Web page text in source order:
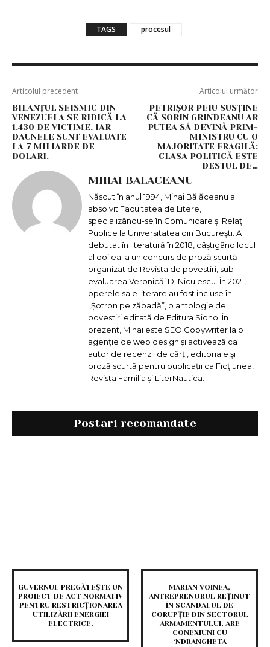
TAGS procesul
Articolul precedent
BILANȚUL SEISMIC DIN
VENEZUELA SE RIDICĂ LA
1.430 DE VICTIME, IAR
DAUNELE SUNT EVALUATE
LA 7 MILIARDE DE
DOLARI.
Articolul următor
PETRIȘOR PEIU SUSȚINE
CĂ SORIN GRINDEANU AR
PUTEA SĂ DEVINĂ PRIM-
MINISTRU CU O
MAJORITATE FRAGILĂ:
CLASA POLITICĂ ESTE
DESTUL DE…
MIHAI BALACEANU
Născut în anul 1994, Mihai Bălăceanu a
absolvit Facultatea de Litere,
specializându-se în Comunicare și Relații
Publice la Universitatea din București. A
debutat în literatură în 2018, câștigând locul
al doilea la un concurs de proză scurtă
organizat de Revista de povestiri, sub
evaluarea Veronicăi D. Niculescu. În 2021,
operele sale literare au fost incluse în
„Șotron pe zăpadă”, o antologie de
povestiri editată de Editura Siono. În
prezent, Mihai este SEO Copywriter la o
agenție de web design și activează ca
autor de recenzii de cărți, editoriale și
proză scurtă pentru publicații ca Ficțiunea,
Revista Familia și LiterNautica.
Postari recomandate
GUVERNUL PREGĂTEȘTE UN
PROIECT DE ACT NORMATIV
PENTRU RESTRICȚIONAREA
UTILIZĂRII ENERGIEI
ELECTRICE.
MARIAN VOINEA,
ANTREPRENORUL REȚINUT
ÎN SCANDALUL DE
CORUPȚIE DIN SECTORUL
ARMAMENTULUI, ARE
CONEXIUNI CU
‘NDRANGHETA